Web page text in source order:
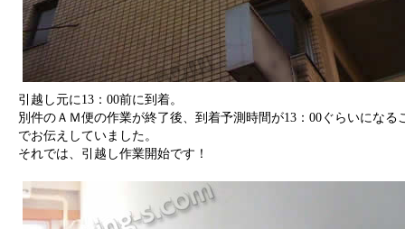
引越し元に13：00前に到着。
別件のＡＭ便の作業が終了後、到着予測時間が13：00ぐらいになる
でお伝えしていました。
それでは、引越し作業開始です！